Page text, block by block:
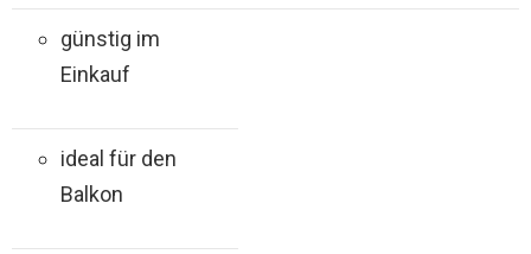
günstig im
Einkauf
ideal für den
Balkon